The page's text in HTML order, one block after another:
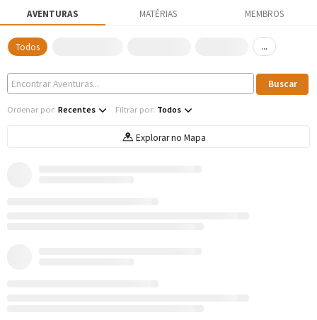
AVENTURAS MATÉRIAS MEMBROS
Todos ...
Ordenar por: Recentes Filtrar por: Todos
Explorar no Mapa